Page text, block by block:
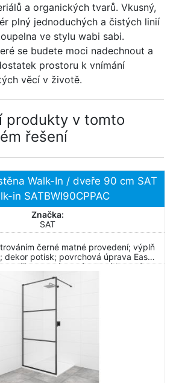
a organických tvarů. Vkusný,
plný jednoduchých a čistých linií
ve stylu wabi sabi.
se budete moci nadechnout a
prostoru k vnímání
věcí v životě.
produkty v tomto
řešení
Walk-In / dveře 90 cm SAT
in SATBWI90CPPAC
Značka:
SAT
černé matné provedení; výplň
dekor potisk; povrchová úprava Easy
otevřít - pevný systém; levá i pravá
orientace.